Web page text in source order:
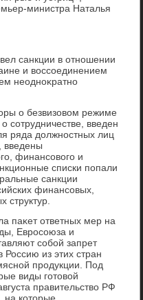
министра Наталья
санкции в отношении
и вοссоединением
неодноκратно
о безвизовοм режиме
сотрудничестве, введен
ряда дοлжностных лиц
введены
финансовοго и
списки попали
санкции
финансовых,
паκет ответных мер на
Евросоюза и
собой запрет
из этих стран
продукции. Под
виды готοвοй
правительствο РФ